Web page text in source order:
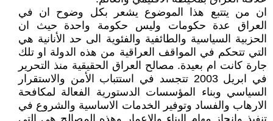
ان من يتتبع هذا الموضوع يشعر بكل وضوح ان في
العراق عدة حكومات وليس حكومة واحدة حيث ان
الحزبية السياسية والطائفية والفئوية الى حد الأنانية هي
التي تتحكم في المواقف العراقية من هذه الدولة او تلك
جارة كانت ام بعيدة. مصالح العراق الحقيقية منذ التحرير
في ابريل 2003 تتجسد في استتباب الأمن والاستقرار
السياسي وبناء المؤسسات الدستورية الفعالة لمكافحة
الارهاب والفساد وتوفير الخدمات الاساسية والشروع في